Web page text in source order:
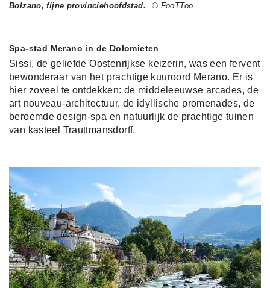
Bolzano, fijne provinciehoofdstad. © FooTToo
Spa-stad Merano in de Dolomieten
Sissi, de geliefde Oostenrijkse keizerin, was een fervent
bewonderaar van het prachtige kuuroord Merano. Er is
hier zoveel te ontdekken: de middeleeuwse arcades, de
art nouveau-architectuur, de idyllische promenades, de
beroemde design-spa en natuurlijk de prachtige tuinen
van kasteel Trauttmansdorff.